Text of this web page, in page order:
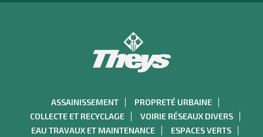
ASSAINISSEMENT
PROPRETÉ URBAINE
COLLECTE ET RECYCLAGE
VOIRIE RÉSEAUX DIVERS
EAU TRAVAUX ET MAINTENANCE
ESPACES VERTS